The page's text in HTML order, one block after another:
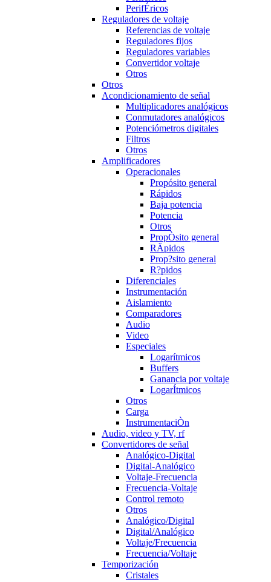
PerifÉricos
Reguladores de voltaje
Referencias de voltaje
Reguladores fijos
Reguladores variables
Convertidor voltaje
Otros
Otros
Acondicionamiento de señal
Multiplicadores analógicos
Conmutadores analógicos
Potenciómetros digitales
Filtros
Otros
Amplificadores
Operacionales
Propósito general
Rápidos
Baja potencia
Potencia
Otros
PropÒsito general
RÄpidos
Prop?sito general
R?pidos
Diferenciales
Instrumentación
Aislamiento
Comparadores
Audio
Video
Especiales
Logarítmicos
Buffers
Ganancia por voltaje
LogarÍtmicos
Otros
Carga
InstrumentaciÒn
Audio, video y TV, rf
Convertidores de señal
Analógico-Digital
Digital-Analógico
Voltaje-Frecuencia
Frecuencia-Voltaje
Control remoto
Otros
Analógico/Digital
Digital/Analógico
Voltaje/Frecuencia
Frecuencia/Voltaje
Temporización
Cristales